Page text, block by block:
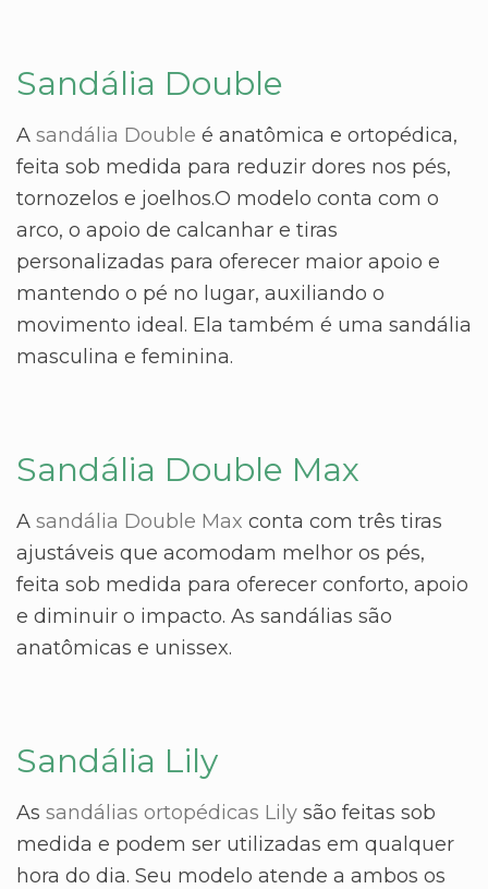
Sandália Double
A sandália Double é anatômica e ortopédica,
feita sob medida para reduzir dores nos pés,
tornozelos e joelhos.O modelo conta com o
arco, o apoio de calcanhar e tiras
personalizadas para oferecer maior apoio e
mantendo o pé no lugar, auxiliando o
movimento ideal. Ela também é uma sandália
masculina e feminina.
Sandália Double Max
A sandália Double Max conta com três tiras
ajustáveis que acomodam melhor os pés,
feita sob medida para oferecer conforto, apoio
e diminuir o impacto. As sandálias são
anatômicas e unissex.
Sandália Lily
As sandálias ortopédicas Lily são feitas sob
medida e podem ser utilizadas em qualquer
hora do dia. Seu modelo atende a ambos os